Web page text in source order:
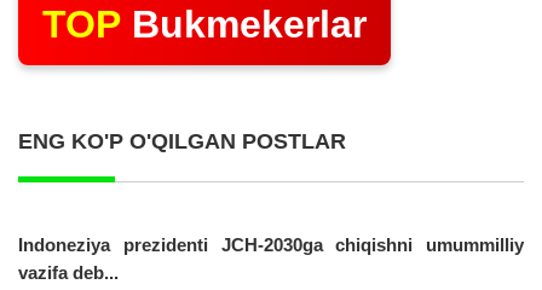
TOP Bukmekerlar
ENG KO'P O'QILGAN POSTLAR
Indoneziya prezidenti JCH-2030ga chiqishni umummilliy
vazifa deb...